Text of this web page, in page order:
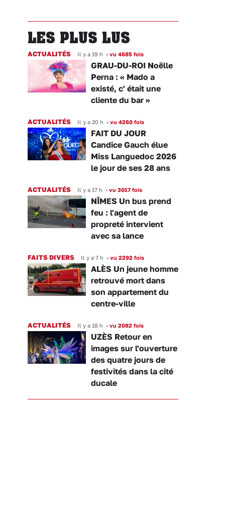
LES PLUS LUS
ACTUALITÉS Il y a 19 h • vu 4685 fois
GRAU-DU-ROI Noëlle
Perna : « Mado a
existé, c' était une
cliente du bar »
ACTUALITÉS Il y a 20 h • vu 4260 fois
FAIT DU JOUR
Candice Gauch élue
Miss Languedoc 2026
le jour de ses 28 ans
ACTUALITÉS Il y a 17 h • vu 3017 fois
NÎMES Un bus prend
feu : l'agent de
propreté intervient
avec sa lance
FAITS DIVERS Il y a 7 h • vu 2292 fois
ALÈS Un jeune homme
retrouvé mort dans
son appartement du
centre-ville
ACTUALITÉS Il y a 18 h • vu 2082 fois
UZÈS Retour en
images sur l'ouverture
des quatre jours de
festivités dans la cité
ducale